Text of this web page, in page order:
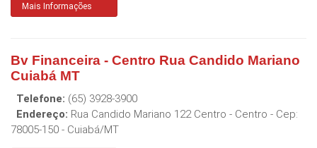
Mais Informações
Bv Financeira - Centro Rua Candido Mariano
Cuiabá MT
Telefone: (65) 3928-3900
Endereço: Rua Candido Mariano 122 Centro - Centro - Cep:
78005-150 - Cuiabá/MT